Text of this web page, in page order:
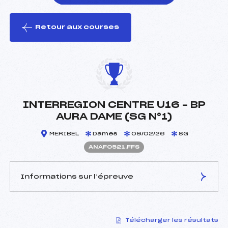
le ski
Retour aux courses
INTERREGION CENTRE U16 – BP
AURA DAME (SG N°1)
MERIBEL Dames 09/02/26 SG
ANAF0521.FFS
Informations sur l’épreuve
SILVESTRE PASCAL (SA)
Télécharger les résultats